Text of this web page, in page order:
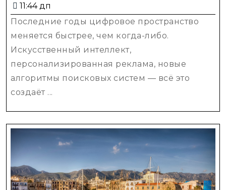
SEO
в
2025
году:
как
выигрывает
в
новой
онлайн-
реальности
2025
11:44 дп
Последние годы цифровое пространство
меняется быстрее, чем когда-либо.
Искусственный интеллект,
персонализированная реклама, новые
алгоритмы поисковых систем — всё это
создаёт ...